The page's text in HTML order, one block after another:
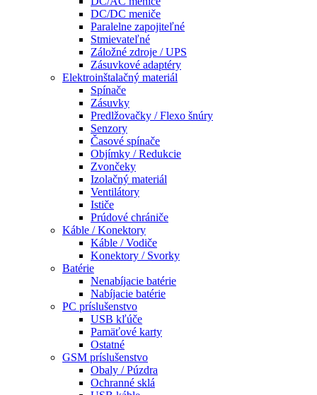
DC/DC meniče
Paralelne zapojiteľné
Stmievateľné
Záložné zdroje / UPS
Zásuvkové adaptéry
Elektroinštalačný materiál
Spínače
Zásuvky
Predlžovačky / Flexo šnúry
Senzory
Časové spínače
Objímky / Redukcie
Zvončeky
Izolačný materiál
Ventilátory
Ističe
Prúdové chrániče
Káble / Konektory
Káble / Vodiče
Konektory / Svorky
Batérie
Nenabíjacie batérie
Nabíjacie batérie
PC príslušenstvo
USB kľúče
Pamäťové karty
Ostatné
GSM príslušenstvo
Obaly / Púzdra
Ochranné sklá